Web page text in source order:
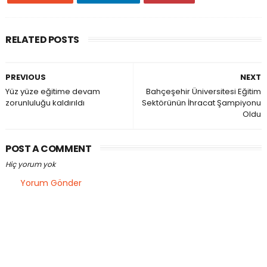
RELATED POSTS
NEXT
Bahçeşehir Üniversitesi Eğitim
Sektörünün İhracat Şampiyonu
Oldu
PREVIOUS
Yüz yüze eğitime devam
zorunluluğu kaldırıldı
POST A COMMENT
Hiç yorum yok
Yorum Gönder